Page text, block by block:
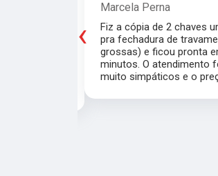
Marcela Perna
Fiz a cópia de 2 chaves
pra fechadura de
grossas) e ficou pronta
minutos. O atendimento
muito simpáticos e o
‹